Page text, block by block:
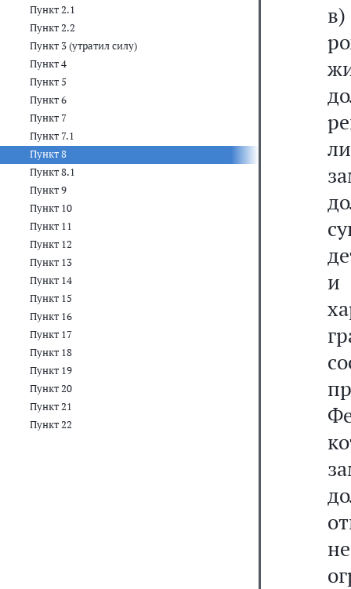
Пункт 2.1
Пункт 2.2
Пункт 3 (утратил силу)
Пункт 4
Пункт 5
Пункт 6
Пункт 7
Пункт 7.1
Пункт 8
Пункт 8.1
Пункт 9
Пункт 10
Пункт 11
Пункт 12
Пункт 13
Пункт 14
Пункт 15
Пункт 16
Пункт 17
Пункт 18
Пункт 19
Пункт 20
Пункт 21
Пункт 22
и